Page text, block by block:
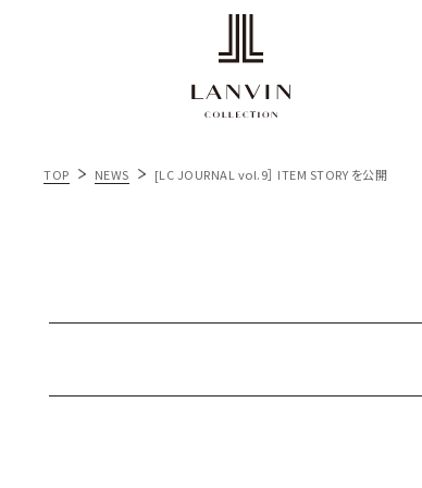
TOP NEWS [LC JOURNAL vol.9］ ITEM STORY を公開